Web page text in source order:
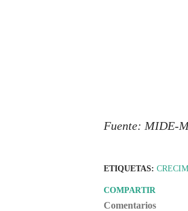
Fuente: MIDE-
ETIQUETAS:
COMPARTIR
Comentarios